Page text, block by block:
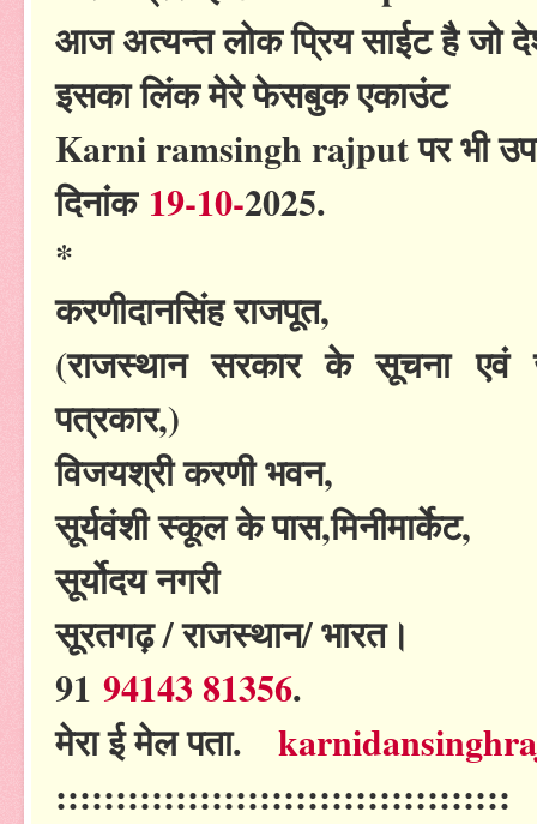
आज अत्यन्त लोक प्रिय साईट है जो
इसका लिंक मेरे फेसबुक एकाउंट
Karni ramsingh rajput पर भी
दिनांक 19-10-2025.
*
करणीदानसिंह राजपूत,
(राजस्थान सरकार के सूचना एवं
पत्रकार,)
विजयश्री करणी भवन,
सूर्यवंशी स्कूल के पास,मिनीमार्केट,
सूर्योदय नगरी
सूरतगढ़ / राजस्थान/ भारत।
91 94143 81356.
मेरा ई मेल पता.
::::::::::::::::::::::::::::::::::::::